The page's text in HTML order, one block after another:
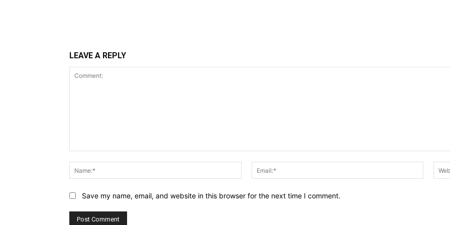
LEAVE A REPLY
Name:*
Email:*
Save my name, email, and website in this browser for the next time I comment.